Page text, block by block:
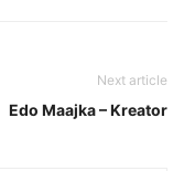
Next article
Edo Maajka – Kreator